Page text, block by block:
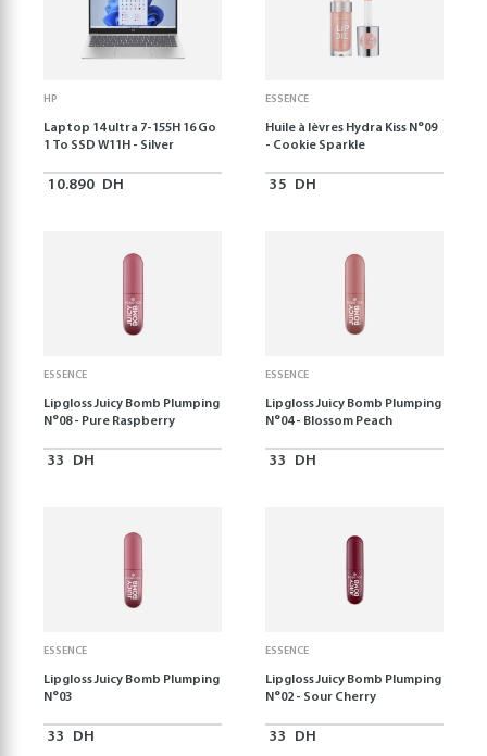
HP
Laptop 14 ultra 7-155H 16 Go
1 To SSD W11H - Silver
10.890 DH
ESSENCE
Huile à lèvres Hydra Kiss N°09
- Cookie Sparkle
35 DH
ESSENCE
Lipgloss Juicy Bomb Plumping
N°08 - Pure Raspberry
33 DH
ESSENCE
Lipgloss Juicy Bomb Plumping
N°04 - Blossom Peach
33 DH
ESSENCE
Lipgloss Juicy Bomb Plumping
N°03
33 DH
ESSENCE
Lipgloss Juicy Bomb Plumping
N°02 - Sour Cherry
33 DH